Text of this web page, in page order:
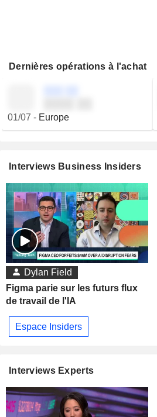
Dernières opérations à l'achat
01/07 - Europe
Interviews Business Insiders
Dylan Field
Figma parie sur les futurs flux
de travail de l'IA
Espace Insiders
Interviews Experts